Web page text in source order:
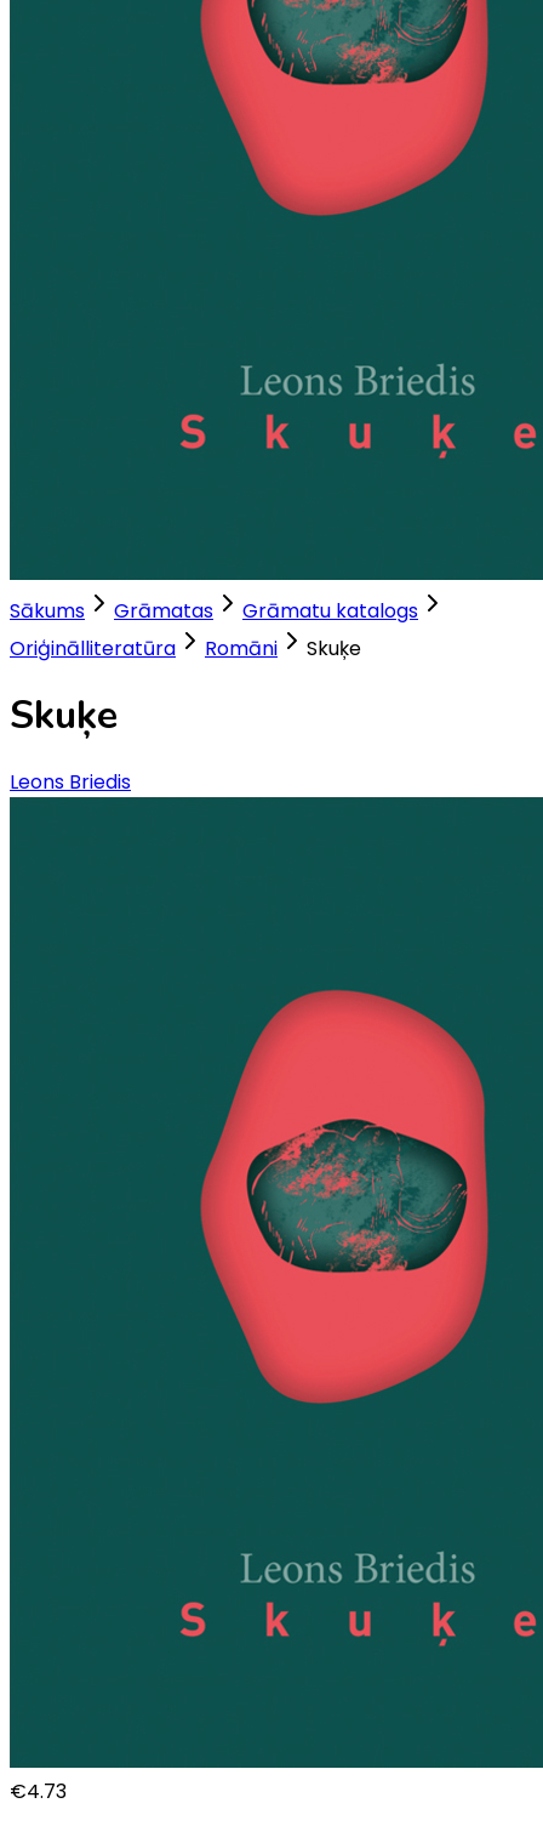
Sākums Grāmatas
Grāmatu katalogs
Oriģinālliteratūra
Romāni Skuķe
Skuķe
Leons Briedis
€4.73